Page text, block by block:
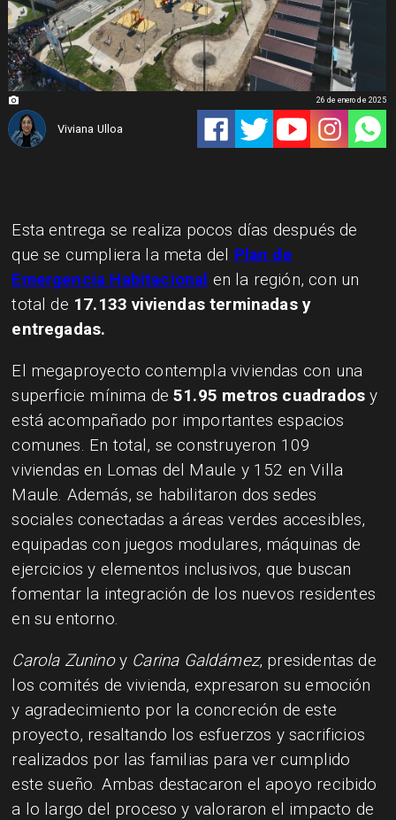
Viviana Ulloa
26 de enero de 2025
Esta entrega se realiza pocos días después de
que se cumpliera la meta del Plan de
Emergencia Habitacional en la región, con un
total de 17.133 viviendas terminadas y
entregadas.
El megaproyecto contempla viviendas con una
superficie mínima de51.95 metros cuadrados y
está acompañado por importantes espacios
comunes. En total, se construyeron 109
viviendas en Lomas del Maule y 152 en Villa
Maule. Además, se habilitaron dos sedes
sociales conectadas a áreas verdes accesibles,
equipadas con juegos modulares, máquinas de
ejercicios y elementos inclusivos, que buscan
fomentar la integración de los nuevos residentes
en su entorno.
Carola Zuninoy Carina Galdámez, presidentas de
los comités de vivienda, expresaron su emoción
y agradecimiento por la concreción de este
proyecto, resaltando los esfuerzos y sacrificios
realizados por las familias para ver cumplido
este sueño. Ambas destacaron el apoyo recibido
a lo largo del proceso y valoraron el impacto de